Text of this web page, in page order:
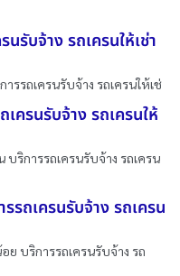
รับจ้าง รถเครนให้เช่า
รรถเครนรับจ้าง รถเครนให้เช่
ครนรับจ้าง รถเครนให้
ริการรถเครนรับจ้าง รถเครน
รถเครนรับจ้าง รถเครน
ย บริการรถเครนรับจ้าง รถ